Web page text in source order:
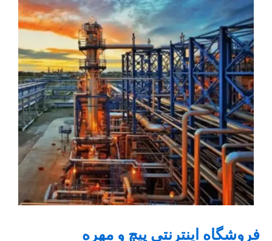
فروشگاه اینترنتی پیچ و مهره